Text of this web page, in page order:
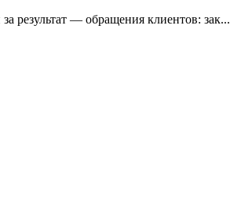
результат — обращения клиентов: зак...